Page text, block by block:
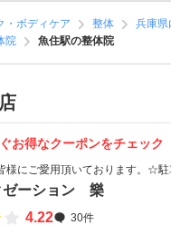
・ボディケア 整体
兵庫県
院
魚住駅の整体院
お得なクーポンをチェック
様にご愛用頂いております。☆
ゼーション 樂
4.22
30件